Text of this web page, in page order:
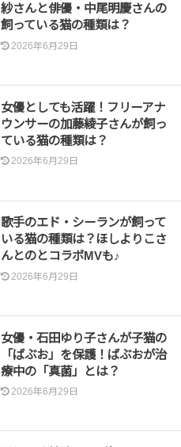
紗さんと俳優・中尾明慶さんの
飼っている猫の種類は？
2026年6月29日
女優としても活躍！フリーアナ
ウンサーの加藤綾子さんが飼っ
ている猫の種類は？
2026年6月29日
歌手のエド・シーランが飼って
いる猫の種類は？ほしよりこさ
んとのとコラボMVも♪
2026年6月29日
女優・石田ゆり子さんが子猫の
「ばぶお」を保護！ばぶおが治
療中の「真菌」とは？
2026年6月29日